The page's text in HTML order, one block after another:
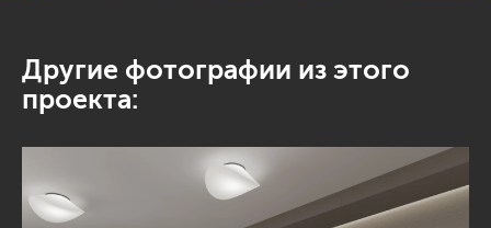
Другие фотографии из этого
проекта: